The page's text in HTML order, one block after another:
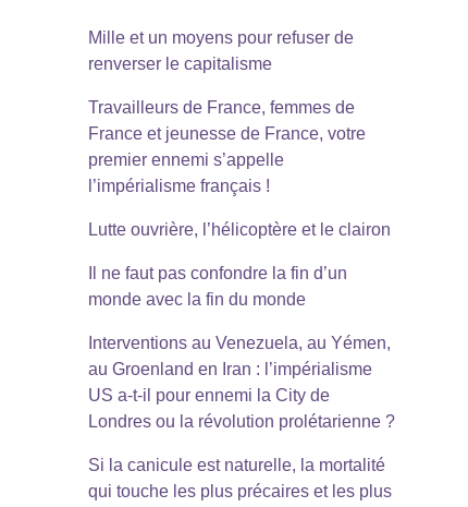
Mille et un moyens pour refuser de
renverser le capitalisme
Travailleurs de France, femmes de
France et jeunesse de France, votre
premier ennemi s’appelle
l’impérialisme français !
Lutte ouvrière, l’hélicoptère et le clairon
Il ne faut pas confondre la fin d’un
monde avec la fin du monde
Interventions au Venezuela, au Yémen,
au Groenland en Iran : l’impérialisme
US a-t-il pour ennemi la City de
Londres ou la révolution prolétarienne ?
Si la canicule est naturelle, la mortalité
qui touche les plus précaires et les plus